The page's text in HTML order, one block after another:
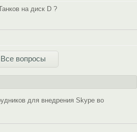
на диск D ?
Все вопросы
для внедрения Skype во